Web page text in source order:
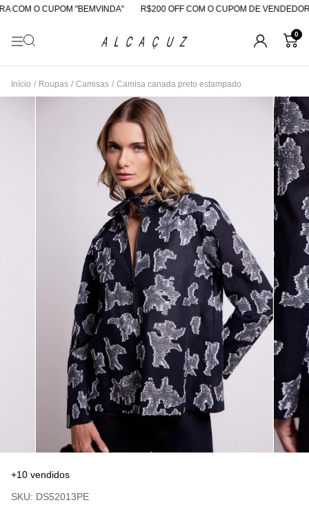
O CUPOM "BEMVINDA" R$200 OFF COM O CUPOM DE VENDEDORA
0
Início / Roupas / Camisas / Camisa canada preto estampado
+10 vendidos
SKU: DS52013PE